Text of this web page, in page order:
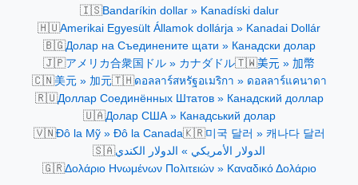
🇮🇸Bandaríkin dollar » Kanadíski dalur
🇭🇺Amerikai Egyesült Államok dollárja » Kanadai Dollár
🇧🇬Долар на Съединените щати » Канадски долар
🇯🇵アメリカ合衆国ドル » カナダドル🇹🇼美元 » 加幣
🇨🇳美元 » 加元🇹🇭ดอลลาร์สหรัฐอเมริกา » ดอลลาร์แคนาดา
🇷🇺Доллар Соединённых Штатов » Канадский доллар
🇺🇦Долар США » Канадський долар
🇻🇳Đô la Mỹ » Đô la Canada🇰🇷미국 달러 » 캐나다 달러
🇸🇦الدولار الأمريكي » الدولار الكندي
🇬🇷Δολάριο Ηνωμένων Πολιτειών » Καναδικό Δολάριο